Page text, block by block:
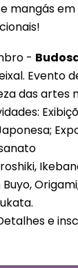
e mangás
-
Evento
das artes
e